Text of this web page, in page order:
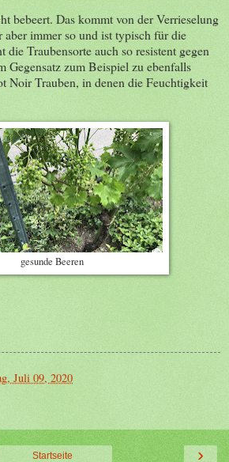
bebeert. Das kommt von der Verrieselung
immer so und ist typisch für die
die Traubensorte auch so resistent gegen
Gegensatz zum Beispiel zu ebenfalls
Noir Trauben, in denen die Feuchtigkeit
gesunde Beeren
Juli 09, 2020
›
Startseite